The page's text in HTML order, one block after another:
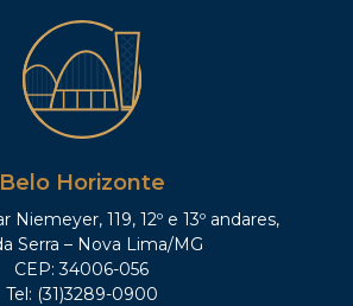
Belo Horizonte
Niemeyer, 119, 12º e 13º andares,
Serra – Nova Lima/MG
CEP: 34006-056
Tel: (31)3289-0900